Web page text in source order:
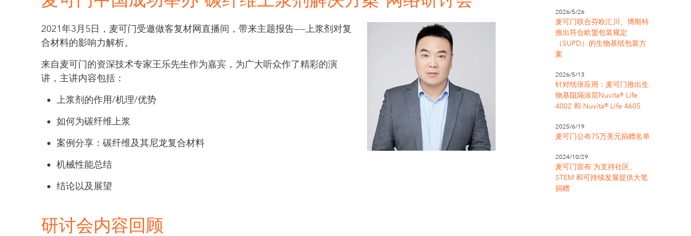
2021年3月5日，麦可门受邀做客复材网直播间，带来主题报告——上浆剂对复
合材料的影响力解析。
来自麦可门的资深技术专家王乐先生作为嘉宾，为广大听众作了精彩的演
讲，主讲内容包括：
上浆剂的作用/机理/优势
如何为碳纤维上浆
案例分享：碳纤维及其尼龙复合材料
机械性能总结
结论以及展望
研讨会内容回顾
2026/5/26
麦可门联合芬欧汇川、博斯特
推出符合欧盟包装规定
（SUPD）的生物基纸包装方
案
2026/5/13
针对纸张应用：麦可门推出生
物基阻隔涂层Nuvita® Life
4002 和 Nuvita® Life 4605
2025/6/19
麦可门公布75万美元捐赠名单
2024/10/29
麦可门宣布 为支持社区、
STEM 和可持续发展提供大笔
捐赠